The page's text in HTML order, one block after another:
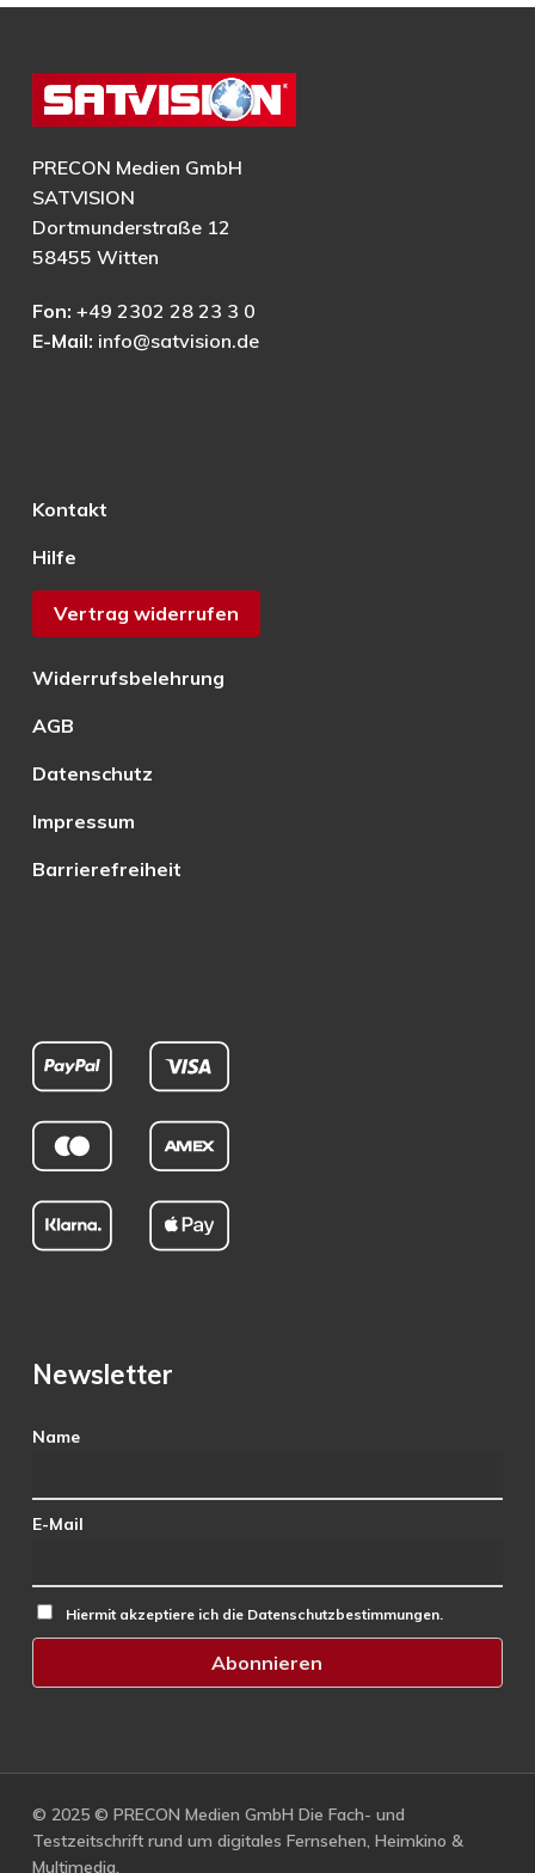
PRECON Medien GmbH
SATVISION
Dortmunderstraße 12
58455 Witten
Fon: +49 2302 28 23 3 0
E-Mail: info@satvision.de
Kontakt
Hilfe
Vertrag widerrufen
Widerrufsbelehrung
AGB
Datenschutz
Impressum
Barrierefreiheit
Newsletter
Name
E-Mail
Hiermit akzeptiere ich die Datenschutzbestimmungen.
© 2025 © PRECON Medien GmbH Die Fach- und
Testzeitschrift rund um digitales Fernsehen, Heimkino &
Multimedia.